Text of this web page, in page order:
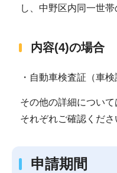
し、中野区内同一世帯
内容(4)の場合
・自動車検査証（車検
その他の詳細につい
それぞれご確認くださ
申請期間